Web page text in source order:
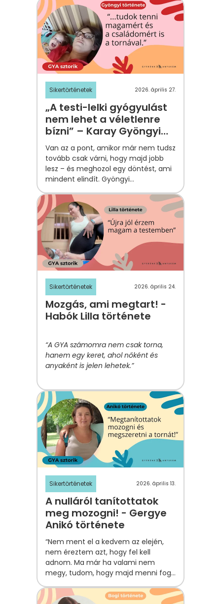
Sikertörténetek 2026. április 27.
„A testi-lelki gyógyulást
nem lehet a véletlenre
bízni” – Karay Gyöngyi
története
Van az a pont, amikor már nem tudsz
tovább csak várni, hogy majd jobb
lesz – és meghozol egy döntést, ami
mindent elindít. Gyöngyi
utáni negyedik napon érkezett meg.
Sikertörténetek 2026. április 24.
Mozgás, ami megtart! -
Habók Lilla története
“A GYA számomra nem csak torna,
hanem egy keret, ahol nőként és
anyaként is jelen lehetek.”
Sikertörténetek 2026. április 13.
A nulláról tanítottatok
meg mozogni! - Gergye
Anikó története
“Nem ment el a kedvem az elején,
nem éreztem azt, hogy fel kell
adnom. Ma már ha valami nem
megy, tudom, hogy majd menni fog